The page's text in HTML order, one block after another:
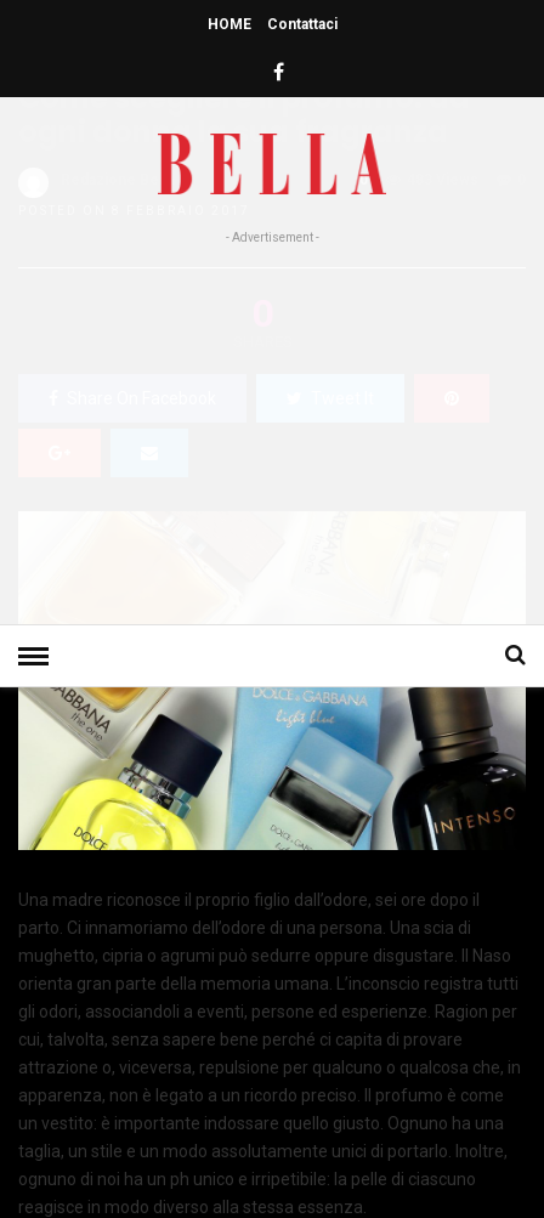
HOME Contattaci
- Advertisement -
Come scegliere il profumo: ad
ogni donna la sua fragranza
0
Una madre riconosce il proprio figlio dall’odore, sei ore dopo il
parto. Ci innamoriamo dell’odore di una persona. Una scia di
mughetto, cipria o agrumi può sedurre oppure disgustare. Il Naso
orienta gran parte della memoria umana. L’inconscio registra tutti
gli odori, associandoli a eventi, persone ed esperienze. Ragion per
cui, talvolta, senza sapere bene perché ci capita di provare
attrazione o, viceversa, repulsione per qualcuno o qualcosa che, in
apparenza, non è legato a un ricordo preciso. Il profumo è come
un vestito: è importante indossare quello giusto. Ognuno ha una
taglia, un stile e un modo assolutamente unici di portarlo. Inoltre,
ognuno di noi ha un ph unico e irripetibile: la pelle di ciascuno
reagisce in modo diverso alla stessa essenza.